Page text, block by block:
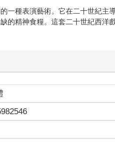
一種表演藝術。它在二十世紀
的精神食糧。這套二十世紀西